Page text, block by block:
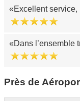
Excellent service,
Dans l’ensemble
Près de